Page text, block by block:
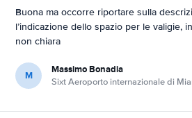
Buona ma occorre riportare sulla
l’indicazione dello spazio per le valigie,
non chiara
M Massimo Bonadia
Sixt Aeroporto internazionale di